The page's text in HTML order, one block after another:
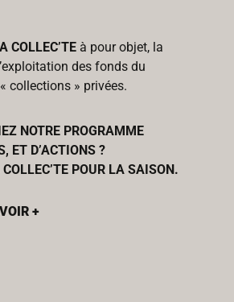
COLLEC’TE à pour objet, la
des fonds du
collections » privées.
NOTRE PROGRAMME
ET D’ACTIONS ?
POUR LA SAISON.
+